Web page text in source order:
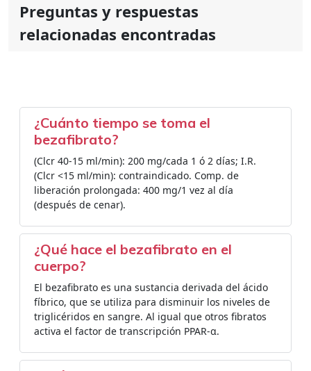
Preguntas y respuestas
relacionadas encontradas
¿Cuánto tiempo se toma el
bezafibrato?
(Clcr 40-15 ml/min): 200 mg/cada 1 ó 2 días; I.R.
(Clcr <15 ml/min): contraindicado. Comp. de
liberación prolongada: 400 mg/1 vez al día
(después de cenar).
¿Qué hace el bezafibrato en el
cuerpo?
El bezafibrato es una sustancia derivada del ácido
fíbrico, que se utiliza para disminuir los niveles de
triglicéridos en sangre. Al igual que otros fibratos
activa el factor de transcripción PPAR-α.